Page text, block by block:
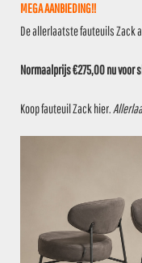
Stoffering:
– Whisper
velvet)
– Totale
– BxD: 59×60
Nu slechts
MEGA AANBIEDING!!
De allerlaatste fauteuils Zack
Normaalprijs €275,00 nu voor
Koop fauteuil Zackhier.